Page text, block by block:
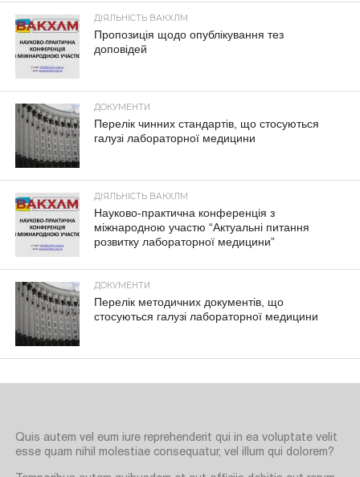
ДІЯЛЬНІСТЬ ВАКХЛМ
Пропозиція щодо опублікування тез
доповідей
ДОКУМЕНТИ
Перелік чинних стандартів, що стосуються
галузі лабораторної медицини
ДІЯЛЬНІСТЬ ВАКХЛМ
Науково-практична конференція з
міжнародною участю “Актуальні питання
розвитку лабораторної медицини”
ДОКУМЕНТИ
Перелік методичних документів, що
стосуються галузі лабораторної медицини
Quis autem vel eum iure reprehenderit qui in ea voluptate velit
esse quam nihil molestiae consequatur, vel illum qui dolorem?